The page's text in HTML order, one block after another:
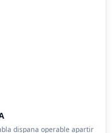
dispana operable apartir